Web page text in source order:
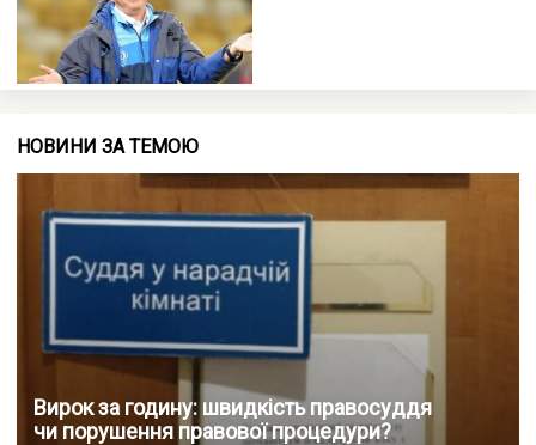
НОВИНИ ЗА ТЕМОЮ
Вирок за годину: швидкість правосуддя
чи порушення правової процедури?